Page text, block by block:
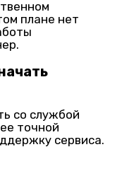
плане нет
со службой
точной
сервиса.